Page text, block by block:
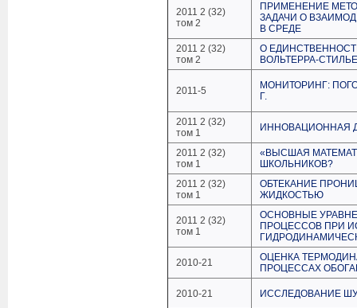
2011 2 (32)
том 2
ПРИМЕНЕНИЕ
ЗАДАЧИ О
В СРЕДЕ
2011 2 (32)
том 2
О
ВОЛЬТЕРРА-
2011-5
МОНИТОРИНГ:
Г.
2011 2 (32)
том 1
ИННОВАЦИОННАЯ
2011 2 (32)
том 1
«ВЫСШАЯ
ШКОЛЬНИКОВ?
2011 2 (32)
том 1
ОБТЕКАНИЕ
ЖИДКОСТЬЮ
2011 2 (32)
том 1
ОСНОВНЫЕ
ПРОЦЕССОВ ПРИ
2010-21
ОЦЕНКА
ПРОЦЕССАХ
2010-21 ИССЛЕДОВАНИЕ